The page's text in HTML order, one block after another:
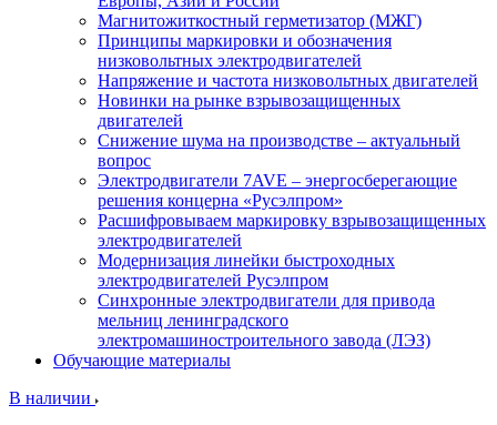
Магнитожиткостный герметизатор (МЖГ)
Принципы маркировки и обозначения
низковольтных электродвигателей
Напряжение и частота низковольтных двигателей
Новинки на рынке взрывозащищенных
двигателей
Снижение шума на производстве – актуальный
вопрос
Электродвигатели 7AVE – энергосберегающие
решения концерна «Русэлпром»
Расшифровываем маркировку взрывозащищенных
электродвигателей
Модернизация линейки быстроходных
электродвигателей Русэлпром
Синхронные электродвигатели для привода
мельниц ленинградского
электромашиностроительного завода (ЛЭЗ)
Обучающие материалы
В наличии